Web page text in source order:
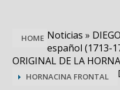
HOME Noticias »
español (1713-
ORIGINAL DE LA
HORNACINA FRONTAL